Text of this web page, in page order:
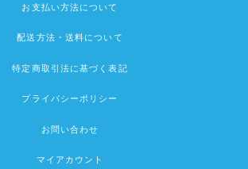
お支払い方法について
配送方法・送料について
特定商取引法に基づく表記
プライバシーポリシー
お問い合わせ
マイアカウント